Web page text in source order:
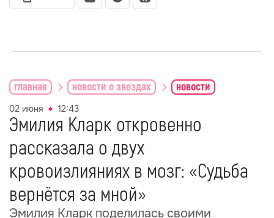
главная новости о звездах новости
02 июня 12:43
Эмилия Кларк откровенно
рассказала о двух
кровоизлияниях в мозг: «Судьба
вернётся за мной»
Эмилия Кларк поделилась своими